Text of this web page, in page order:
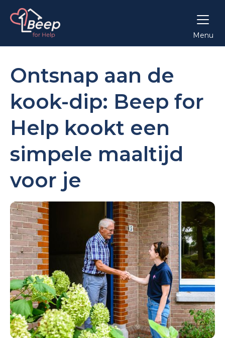
Menu
Ontsnap aan de
kook-dip: Beep for
Help kookt een
simpele maaltijd
voor je